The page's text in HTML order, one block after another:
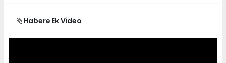
Habere Ek Video